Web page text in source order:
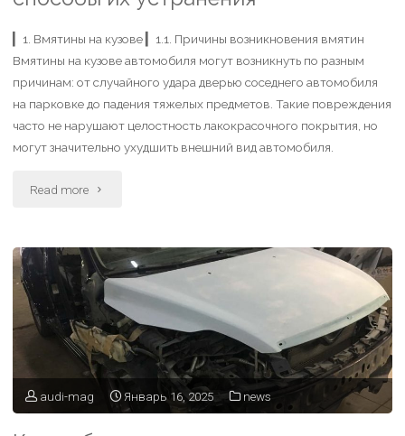
▎1. Вмятины на кузове ▎1.1. Причины возникновения вмятин
Вмятины на кузове автомобиля могут возникнуть по разным
причинам: от случайного удара дверью соседнего автомобиля
на парковке до падения тяжелых предметов. Такие повреждения
часто не нарушают целостность лакокрасочного покрытия, но
могут значительно ухудшить внешний вид автомобиля.
Read more
audi-mag Январь 16, 2025 news